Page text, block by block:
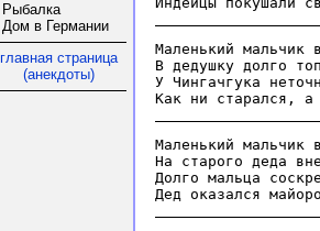
Рыбалка
Дом в Германии
главная страница
(анекдоты)
Маленький мальчик
В дедушку долго
У Чингачгука
Маленький мальчик
На старого деда
Долго мальца